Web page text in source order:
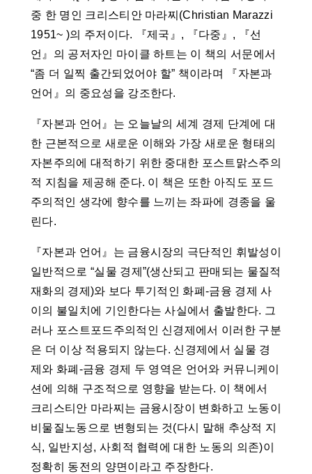
중 한 명인 크리스티안 마라찌(Christian Marazzi
1951~ )의 주저이다. 『제국』, 『다중』, 『선
언』의 공저자인 마이클 하트는 이 책의 서문에서
“좀 더 일찍 출간되었어야 할” 책이라며 『자본과
언어』의 중요성을 강조한다.
『자본과 언어』는 오늘날의 세계 경제 단계에 대
한 근본적으로 새로운 이해와 가장 새로운 형태의
자본주의에 대적하기 위한 중대한 포스트맑스주의
적 지침을 제공해 준다. 이 책은 또한 아직도 포드
주의적인 생각에 향수를 느끼는 좌파에 경종을 울
린다.
『자본과 언어』는 금융시장의 극단적인 휘발성이
일반적으로 “실물 경제”(생산되고 판매되는 물질적
재화의 경제)와 보다 투기적인 화폐-금융 경제 사
이의 불일치에 기인한다는 사실에서 출발한다. 그
러나 포스트포드주의적인 신경제에서 이러한 구분
은 더 이상 적용되지 않는다. 신경제에서 실물 경
제와 화폐-금융 경제 두 영역은 언어와 커뮤니케이
션에 의해 구조적으로 영향을 받는다. 이 책에서
크리스티안 마라찌는 금융시장이 변화하고 노동이
비물질노동으로 변형되는 것(다시 말해 추상적 지
식, 일반지성, 사회적 협력에 대한 노동의 의존)이
정확히 동전의 양면이라고 주장한다.